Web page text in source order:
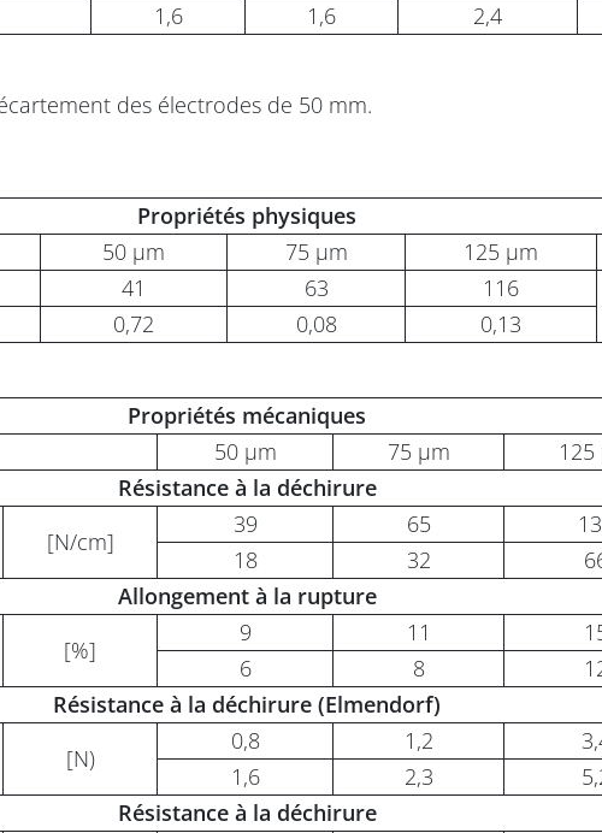
1,6 1,6 2,4
des électrodes de 50 mm.
Propriétés physiques
50 µm 75 µm 125 µm
41 63 116
0,72 0,08 0,13
Propriétés mécaniques
50 µm 75 µm
Résistance à la déchirure
[N/cm]
39 65
18 32
Allongement à la rupture
[%]
9 11
6 8
Résistance à la déchirure (Elmendorf)
[N)
0,8 1,2
1,6 2,3
Résistance à la déchirure